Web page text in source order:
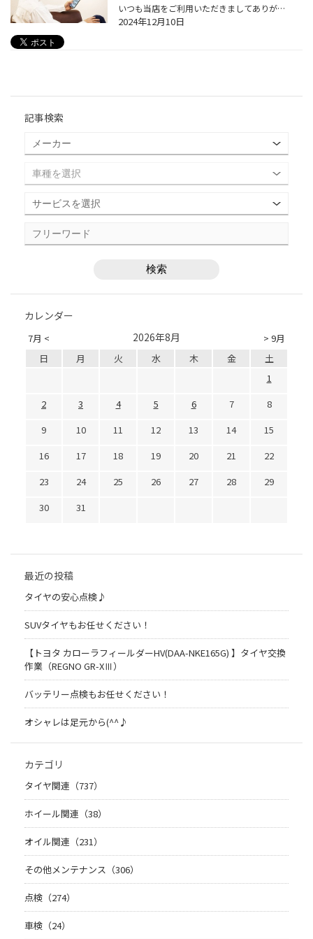
いつも当店をご利用いただきましてありがとうございます。 当店をご利用いただく際、事前に予約をするために店舗へ電話して、 定休日だったり、営業時間外だったり、営業中のはずなのに電話がつながらない という経験をされた方もいらっしゃるのではないでしょうか。 ご不便、ご迷惑をおかけして申...
2024年12月10日
記事検索
カレンダー
7月 < > 9月
2026年8月
日 月 火 水 木 金
土
1
2
3 4 5 6 7
8
9
10 11 12 13 14
15
16
17 18 19 20 21
22
23
24 25 26 27 28
29
30
31
最近の投稿
タイヤの安心点検♪
SUVタイヤもお任せください！
【トヨタ カローラフィールダーHV(DAA-NKE165G) 】タイヤ交換
作業（REGNO GR-XⅢ）
バッテリー点検もお任せください！
オシャレは足元から(^^♪
カテゴリ
タイヤ関連（737）
ホイール関連（38）
オイル関連（231）
その他メンテナンス（306）
点検（274）
車検（24）